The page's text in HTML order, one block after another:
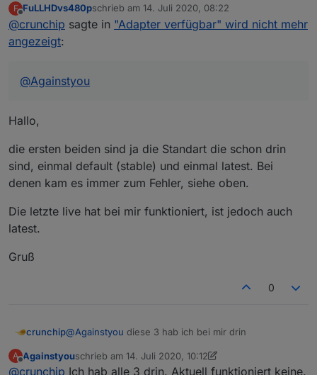
9 packets transmitted, 9 received, 0%
rtt min/avg/max/mdev = 20.639/22.225/
1
default
latest
http://iobroker.live/repo/sources-dist-
F FuLLHDvs480pschrieb am 14. Juli 2020, 08:22
zuletzt editiert von
@crunchip sagte in "Adapter verfügbar" wird nicht mehr
angezeigt:
@Againstyou
Hallo,
die ersten beiden sind ja die Standart die schon drin
sind, einmal default (stable) und einmal latest. Bei
denen kam es immer zum Fehler, siehe oben.
Die letzte live hat bei mir funktioniert, ist jedoch auch
latest.
Gruß
0
crunchip@Againstyou diese 3 hab ich bei mir drin
1
default
A Againstyouschrieb am 14. Juli 2020, 10:12
zuletzt editiert von Againstyou
@crunchip Ich hab alle 3 drin. Aktuell funktioniert keine.